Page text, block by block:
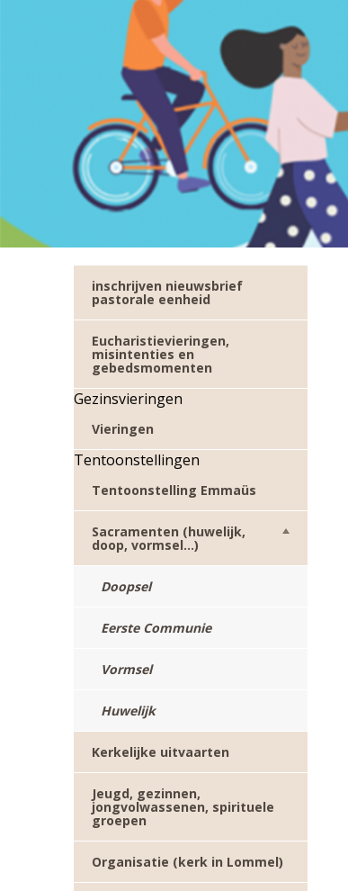
inschrijven nieuwsbrief
pastorale eenheid
Eucharistievieringen,
misintenties en
gebedsmomenten
Gezinsvieringen
Vieringen
Tentoonstellingen
Tentoonstelling Emmaüs
Sacramenten (huwelijk,
doop, vormsel…)
Doopsel
Eerste Communie
Vormsel
Huwelijk
Kerkelijke uitvaarten
Jeugd, gezinnen,
jongvolwassenen, spirituele
groepen
Organisatie (kerk in Lommel)